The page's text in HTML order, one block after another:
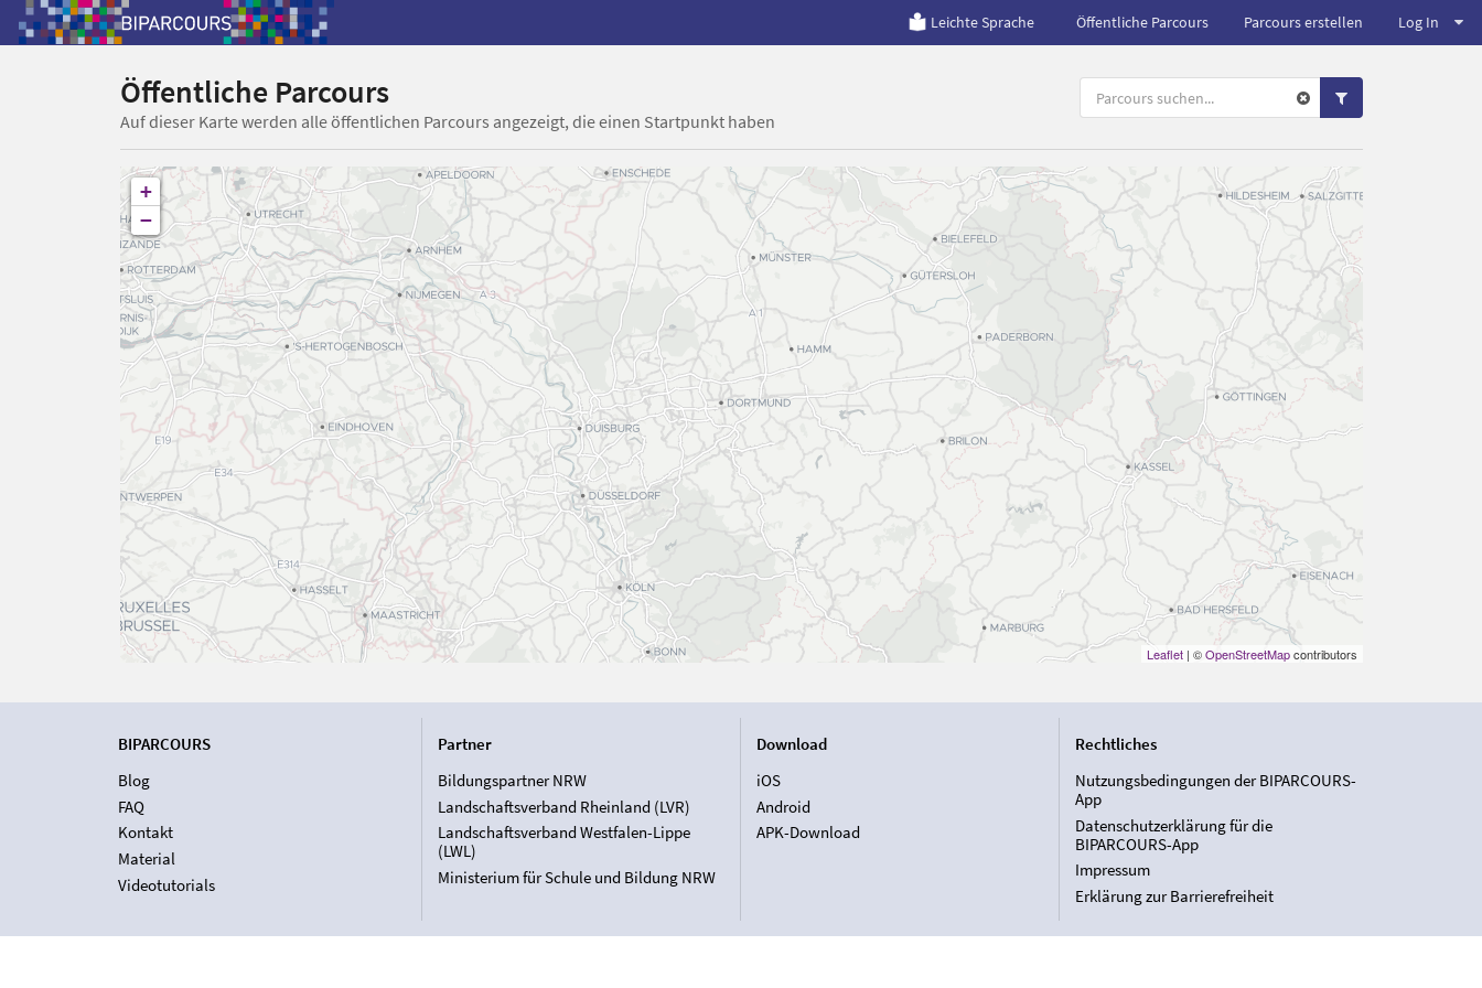
Leichte Sprache Öffentliche Parcours Parcours erstellen Log In
Öffentliche Parcours
Auf dieser Karte werden alle öffentlichen Parcours angezeigt, die einen Startpunkt haben
+
−
Leaflet| ©OpenStreetMapcontributors
BIPARCOURS
Blog
FAQ
Kontakt
Material
Videotutorials
Partner
Bildungspartner NRW
Landschaftsverband Rheinland (LVR)
Landschaftsverband Westfalen-Lippe
(LWL)
Ministerium für Schule und Bildung NRW
Download
iOS
Android
APK-Download
Rechtliches
Nutzungsbedingungen der BIPARCOURS-
App
Datenschutzerklärung für die
BIPARCOURS-App
Impressum
Erklärung zur Barrierefreiheit